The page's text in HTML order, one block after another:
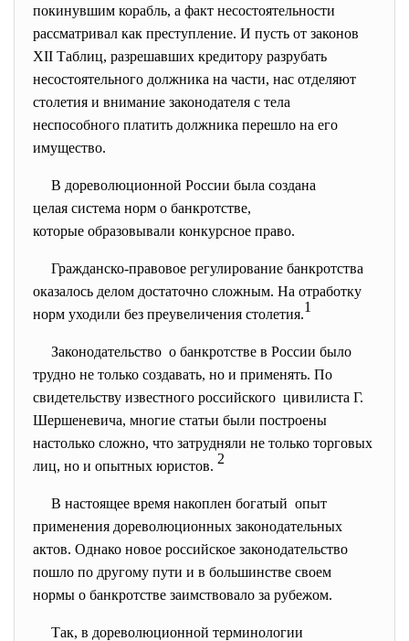
покинувшим корабль, а факт несостоятельности
рассматривал как преступление. И пусть от законов
XII Таблиц, разрешавших кредитору разрубать
несостоятельного должника на части, нас отделяют
столетия и внимание законодателя с тела
неспособного платить должника перешло на его
имущество.
В дореволюционной России была создана
целая система норм о банкротстве,
которые образовывали конкурсное право.
Гражданско-правовое регулирование банкротства
оказалось делом достаточно сложным. На отработку
норм уходили без преувеличения столетия.1
Законодательство о банкротстве в России было
трудно не только создавать, но и применять. По
свидетельству известного российского цивилиста Г.
Шершеневича, многие статьи были построены
настолько сложно, что затрудняли не только торговых
лиц, но и опытных юристов. 2
В настоящее время накоплен богатый опыт
применения дореволюционных законодательных
актов. Однако новое российское законодательство
пошло по другому пути и в большинстве своем
нормы о банкротстве заимствовало за рубежом.
Так, в дореволюционной терминологии